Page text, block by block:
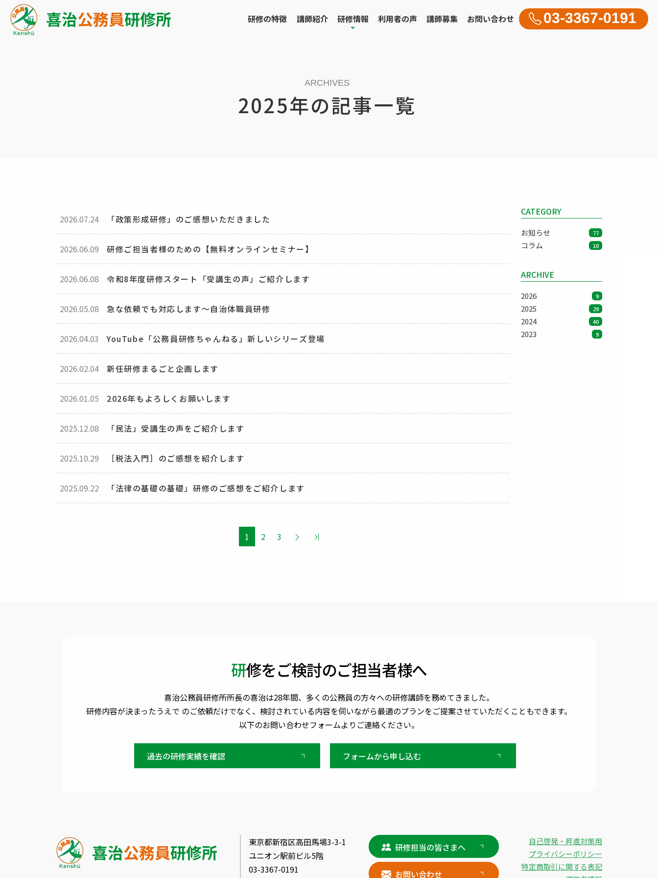
喜治公務員研修所 03-3367-0191
研修の特徴 講師紹介 研修情報 利用者の声 講師募集 お問い合わせ
ARCHIVES
2025年の記事一覧
2026.07.24 「政策形成研修」のご感想いただきました
2026.06.09 研修ご担当者様のための【無料オンラインセミナー】
2026.06.08 令和8年度研修スタート「受講生の声」ご紹介します
2026.05.08 急な依頼でも対応します～自治体職員研修
2026.04.03 YouTube「公務員研修ちゃんねる」新しいシリーズ登場
2026.02.04 新任研修まるごと企画します
2026.01.05 2026年もよろしくお願いします
2025.12.08 「民法」受講生の声をご紹介します
2025.10.29 ［税法入門］のご感想を紹介します
2025.09.22 「法律の基礎の基礎」研修のご感想をご紹介します
1 2 3
CATEGORY
お知らせ 77
コラム 10
ARCHIVE
2026 9
2025 29
2024 40
2023 9
研修をご検討のご担当者様へ
喜治公務員研修所所長の喜治は28年間、多くの公務員の方々への研修講師を務めてきました。
研修内容が決まったうえで のご依頼だけでなく、検討されている内容を伺いながら最適のプランをご提案させていただくこともできます。
以下のお問い合わせフォームよりご連絡ください。
過去の研修実績を確認 フォームから申し込む
喜治公務員研修所
東京都新宿区⾼⽥⾺場3-3-1
ユニオン駅前ビル5階
03-3367-0191
研修担当の皆さまへ
お問い合わせ
自己啓発・昇進対策用
プライバシーポリシー
特定商取引に関する表記